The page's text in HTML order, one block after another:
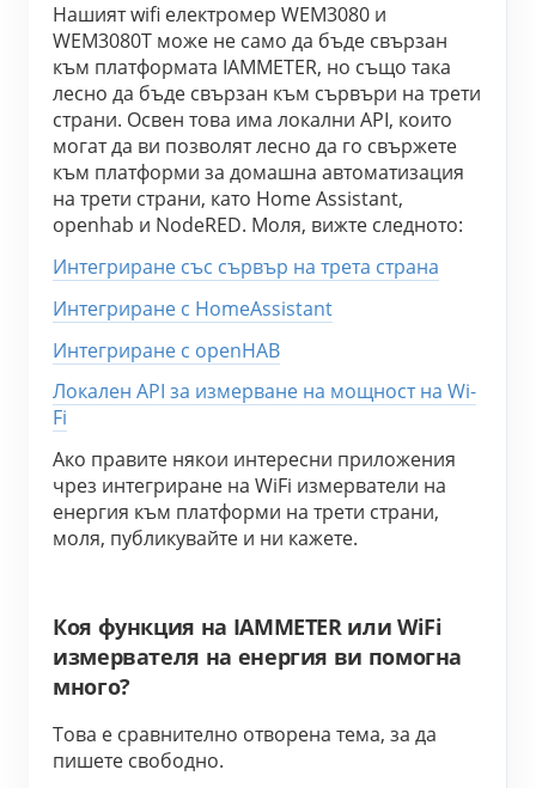
Нашият wifi електромер WEM3080 и
WEM3080T може не само да бъде свързан
към платформата IAMMETER, но също така
лесно да бъде свързан към сървъри на трети
страни. Освен това има локални API, които
могат да ви позволят лесно да го свържете
към платформи за домашна автоматизация
на трети страни, като Home Assistant,
openhab и NodeRED. Моля, вижте следното:
Интегриране със сървър на трета страна
Интегриране с HomeAssistant
Интегриране с openHAB
Локален API за измерване на мощност на Wi-
Fi
Ако правите някои интересни приложения
чрез интегриране на WiFi измерватели на
енергия към платформи на трети страни,
моля, публикувайте и ни кажете.
Коя функция на IAMMETER или WiFi
измервателя на енергия ви помогна
много?
Това е сравнително отворена тема, за да
пишете свободно.